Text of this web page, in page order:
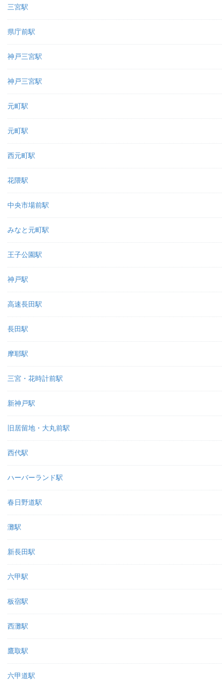
三宮駅
県庁前駅
神戸三宮駅
神戸三宮駅
元町駅
元町駅
西元町駅
花隈駅
中央市場前駅
みなと元町駅
王子公園駅
神戸駅
高速長田駅
長田駅
摩耶駅
三宮・花時計前駅
新神戸駅
旧居留地・大丸前駅
西代駅
ハーバーランド駅
春日野道駅
灘駅
新長田駅
六甲駅
板宿駅
西灘駅
鷹取駅
六甲道駅